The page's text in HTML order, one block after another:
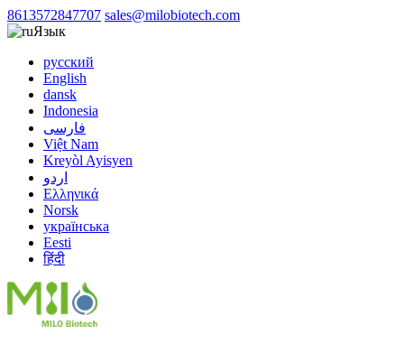
8613572847707 sales@milobiotech.com
Язык
русский
English
dansk
Indonesia
فارسی
Việt Nam
Kreyòl Ayisyen
اردو
Ελληνικά
Norsk
українська
Eesti
हिंदी